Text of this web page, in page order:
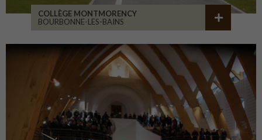
COLLÈGE MONTMORENCY
BOURBONNE-LES-BAINS